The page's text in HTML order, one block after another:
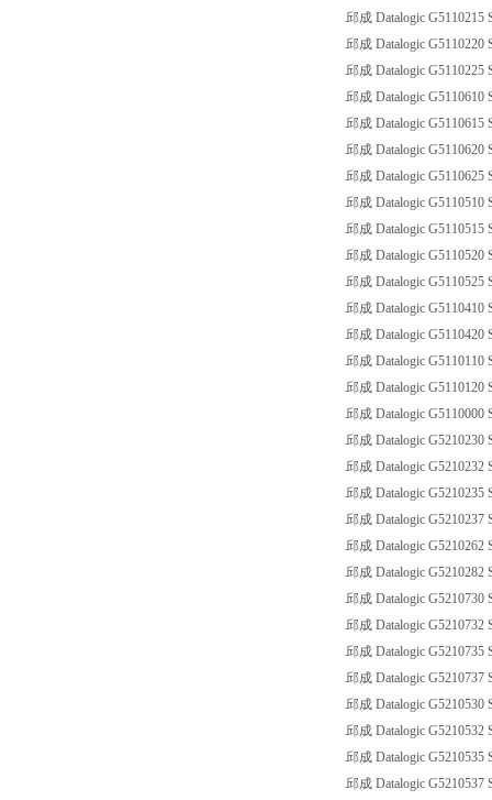
邱成 Datalogic G5110215
邱成 Datalogic G5110220
邱成 Datalogic G5110225
邱成 Datalogic G5110610
邱成 Datalogic G5110615
邱成 Datalogic G5110620
邱成 Datalogic G5110625
邱成 Datalogic G5110510
邱成 Datalogic G5110515
邱成 Datalogic G5110520
邱成 Datalogic G5110525
邱成 Datalogic G5110410
邱成 Datalogic G5110420
邱成 Datalogic G5110110
邱成 Datalogic G5110120
邱成 Datalogic G5110000
邱成 Datalogic G5210230
邱成 Datalogic G5210232
邱成 Datalogic G5210235
邱成 Datalogic G5210237
邱成 Datalogic G5210262
邱成 Datalogic G5210282
邱成 Datalogic G5210730
邱成 Datalogic G5210732
邱成 Datalogic G5210735
邱成 Datalogic G5210737
邱成 Datalogic G5210530
邱成 Datalogic G5210532
邱成 Datalogic G5210535
邱成 Datalogic G5210537